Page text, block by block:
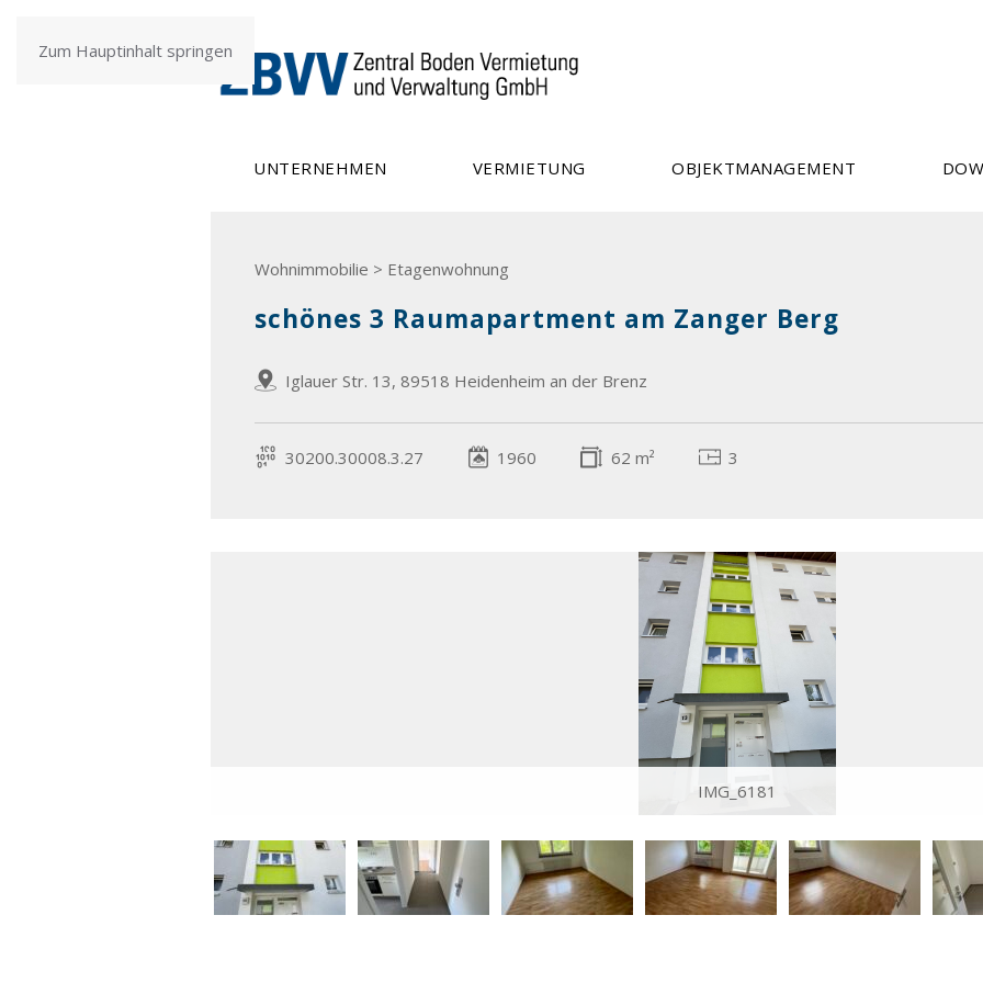
Zum Hauptinhalt springen
UNTERNEHMEN VERMIETUNG OBJEKTMANAGEMENT
Wohnimmobilie > Etagenwohnung
schönes 3 Raumapartment am Zanger Berg
Iglauer Str. 13, 89518 Heidenheim an der Brenz
30200.30008.3.27 1960 62 m² 3
IMG_6181